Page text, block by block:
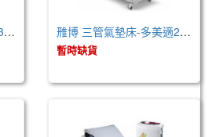
雃博 三管氣墊床-多美適3D (未滅菌) 雃博 三管氣墊床-多美適2 (未滅菌)
暫時缺貨